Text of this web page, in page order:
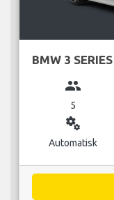
BMW 3 SERIES
group
5
miscellaneous_services
Automatisk